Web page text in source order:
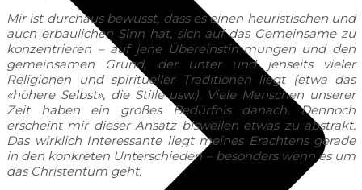
Mir ist durchaus bewusst, dass es einen heuristischen und
auch erbaulichen Sinn hat, sich auf das Gemeinsame zu
konzentrieren – auf jene Übereinstimmungen und den
gemeinsamen Grund, der unter und jenseits vieler
Religionen und spiritueller Traditionen liegt (etwa das
«höhere Selbst», die Stille usw.). Viele Menschen unserer
Zeit haben ein großes Bedürfnis danach. Dennoch
erscheint mir dieser Ansatz bisweilen etwas zu abstrakt.
Das wirklich Interessante liegt meines Erachtens gerade
in den konkreten Unterschieden – besonders wenn es um
das Christentum geht.